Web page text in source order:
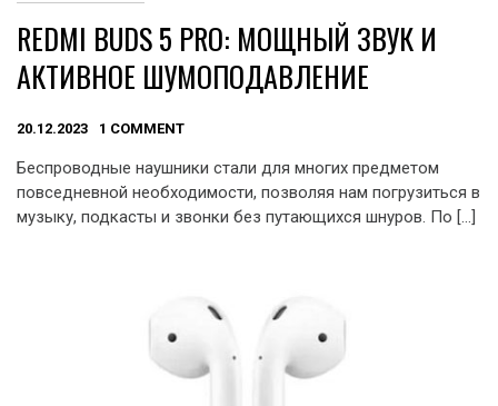
REDMI BUDS 5 PRO: МОЩНЫЙ ЗВУК И
АКТИВНОЕ ШУМОПОДАВЛЕНИЕ
20.12.2023 1 COMMENT
Беспроводные наушники стали для многих предметом
повседневной необходимости, позволяя нам погрузиться в
музыку, подкасты и звонки без путающихся шнуров. По […]